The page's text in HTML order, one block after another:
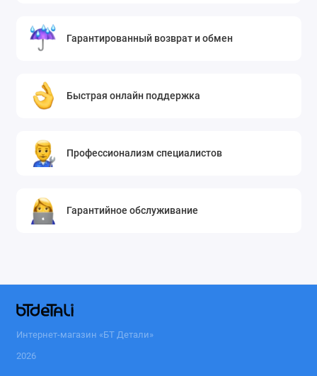
Гарантированный возврат и обмен
Быстрая онлайн поддержка
Профессионализм специалистов
Гарантийное обслуживание
Интернет-магазин «БТ Детали»
2026